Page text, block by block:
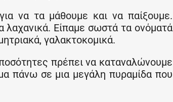
να τα μάθουμε και να παίξουμε.
Είπαμε σωστά τα ονόματά
γαλακτοκομικά.
πρέπει να καταναλώνουμε
πάνω σε μια μεγάλη πυραμίδα που